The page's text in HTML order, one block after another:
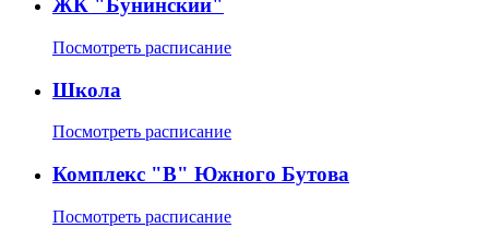
ЖК "Бунинский"
Посмотреть расписание
Школа
Посмотреть расписание
Комплекс "В" Южного Бутова
Посмотреть расписание